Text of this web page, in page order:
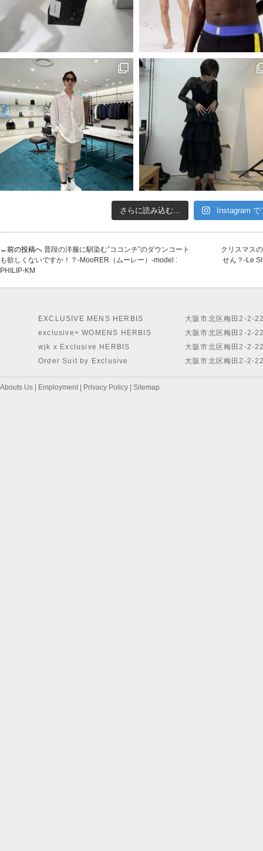
さらに読み込む... Instagram
←前の投稿へ 普段の洋服に馴染む”ココンチ”のダウンコート
も欲しくないですか！？-MooRER（ムーレー）-model :
PHILIP-KM
クリスマス
せん？-Le
EXCLUSIVE MENS HERBIS
exclusive+ WOMENS HERBIS
wjk x Exclusive HERBIS
Order Suit by Exclusive
大阪市北区梅田2-2-
大阪市北区梅田2-2-
大阪市北区梅田2-2-
大阪市北区梅田2-2-
Abouts Us Employment| Privacy Policy Sitemap